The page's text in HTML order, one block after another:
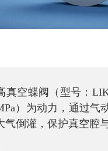
真空蝶阀（型号：
）为动力，通过
气倒灌，保护真空腔